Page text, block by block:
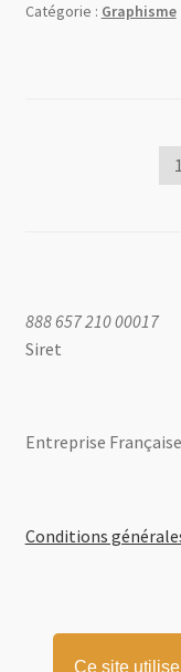
Catégorie : Graphisme
Pagination1
888 657 210 00017
Siret
Entreprise
Conditions
Ce site